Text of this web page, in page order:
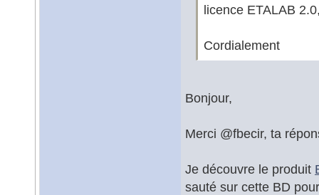
licence ETALAB
Cordialement
Bonjour,
Merci @fbecir, ta
Je découvre le produit
sauté sur cette BD